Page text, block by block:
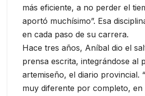
más eficiente, a no perder el
aportó muchísimo”. Esa
en cada paso de su carrera.
Hace tres años, Aníbal dio el
prensa escrita, integrándose al
artemiseño, el diario provincial.
muy diferente por completo, en